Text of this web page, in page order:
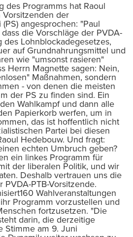
des Programms hat Raoul
der
angesprochen: "Paul
die Vorschläge der PVDA-
des Lohnblockadegesetzes,
auf Grundnahrungsmittel und
wie "umsonst rasieren"
Herrn Magnette sagen: Nein,
Maßnahmen, sondern
- von denen die meisten
der PS zu finden sind. Ein
Wahlkampf und dann alle
Papierkorb werfen, um in
das ist hoffentlich nicht
Partei bei diesen
Hedebouw. Und fragt:
echten Umbruch geben?
ein linkes Programm für
der liberalen Politik, und wir
Deshalb vertrauen uns die
PVDA-PTB-Vorsitzende.
Wahlveranstaltungen
Programm vorzustellen und
fortzusetzen. "Die
darin, die derzeitige
Stimme am 9. Juni